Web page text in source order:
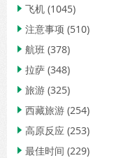
 飞机 (1045)
 注意事项 (510)
 航班 (378)
 拉萨 (348)
 旅游 (325)
 西藏旅游 (254)
 高原反应 (253)
 最佳时间 (229)